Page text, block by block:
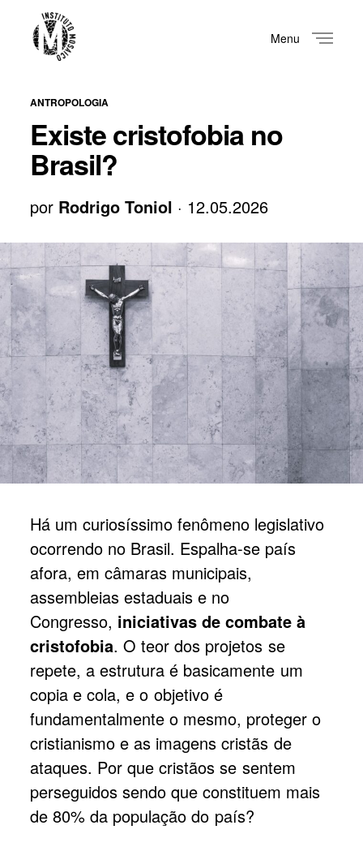
Menu
ANTROPOLOGIA
Existe cristofobia no
Brasil?
por Rodrigo Toniol · 12.05.2026
Há um curiosíssimo fenômeno legislativo
ocorrendo no Brasil. Espalha-se país
afora, em câmaras municipais,
assembleias estaduais e no
Congresso, iniciativas de combate à
cristofobia. O teor dos projetos se
repete, a estrutura é basicamente um
copia e cola, e o objetivo é
fundamentalmente o mesmo, proteger o
cristianismo e as imagens cristãs de
ataques. Por que cristãos se sentem
perseguidos sendo que constituem mais
de 80% da população do país?